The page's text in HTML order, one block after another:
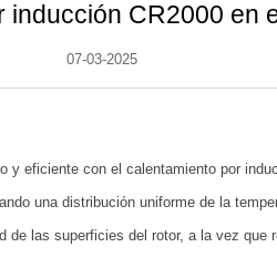
CR2000 en
07-03-2025
y eficiente con el calentamiento por
una distribución uniforme de la
las superficies del rotor, a la vez que